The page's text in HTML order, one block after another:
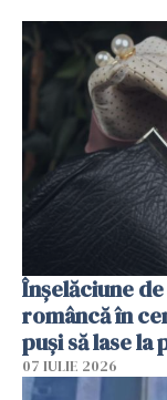
Înșelăciune
româncă în
puși să lase la
07 IULIE 2026